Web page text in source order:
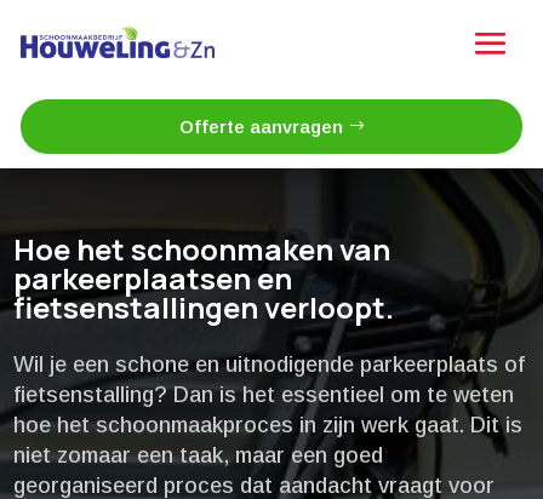
Offerte aanvragen
Hoe het schoonmaken van
parkeerplaatsen en
fietsenstallingen verloopt.​
Wil je een schone en uitnodigende parkeerplaats of
fietsenstalling? Dan is het essentieel om te weten
hoe het schoonmaakproces in zijn werk gaat.​ Dit is
niet zomaar een taak, maar een goed
georganiseerd proces dat aandacht vraagt voor